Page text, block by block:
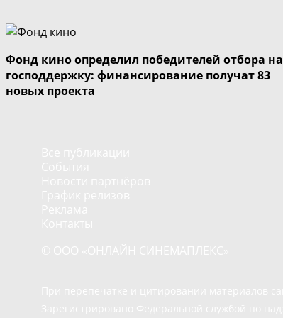
Фонд кино определил победителей отбора на
господдержку: финансирование получат 83
новых проекта